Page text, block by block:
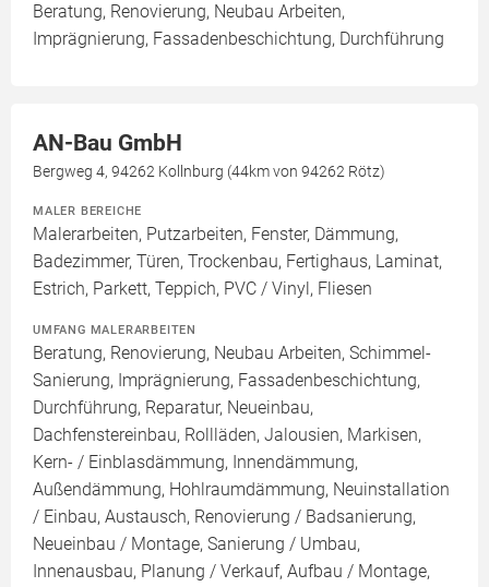
Beratung, Renovierung, Neubau Arbeiten,
Imprägnierung, Fassadenbeschichtung, Durchführung
AN-Bau GmbH
Bergweg 4, 94262 Kollnburg (44km von 94262 Rötz)
MALER BEREICHE
Malerarbeiten, Putzarbeiten, Fenster, Dämmung,
Badezimmer, Türen, Trockenbau, Fertighaus, Laminat,
Estrich, Parkett, Teppich, PVC / Vinyl, Fliesen
UMFANG MALERARBEITEN
Beratung, Renovierung, Neubau Arbeiten, Schimmel-
Sanierung, Imprägnierung, Fassadenbeschichtung,
Durchführung, Reparatur, Neueinbau,
Dachfenstereinbau, Rollläden, Jalousien, Markisen,
Kern- / Einblasdämmung, Innendämmung,
Außendämmung, Hohlraumdämmung, Neuinstallation
/ Einbau, Austausch, Renovierung / Badsanierung,
Neueinbau / Montage, Sanierung / Umbau,
Innenausbau, Planung / Verkauf, Aufbau / Montage,